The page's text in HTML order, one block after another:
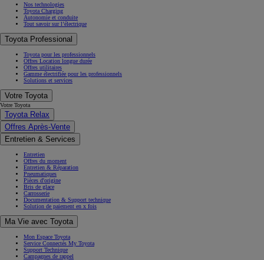
Nos technologies
Toyota Charging
Autonomie et conduite
Tout savoir sur l’électrique
Toyota Professional
Toyota pour les professionnels
Offres Location longue durée
Offres utilitaires
Gamme électrifiée pour les professionnels
Solutions et services
Votre Toyota
Votre Toyota
Toyota Relax
Offres Après-Vente
Entretien & Services
Entretien
Offres du moment
Entretien & Réparation
Pneumatiques
Pièces d'origine
Bris de glace
Carrosserie
Documentation & Support technique
Solution de paiement en x fois
Ma Vie avec Toyota
Mon Espace Toyota
Service Connectés My Toyota
Support Technique
Campagnes de rappel